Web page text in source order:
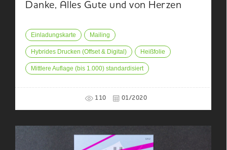
Danke, Alles Gute und von Herzen
Einladungskarte Mailing
Hybrides Drucken (Offset & Digital) Heißfolie
Mittlere Auflage (bis 1.000) standardisiert
110 01/2020